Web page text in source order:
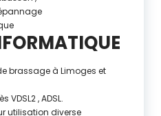
brassage à Limoges et
VDSL2 , ADSL.
utilisation diverse